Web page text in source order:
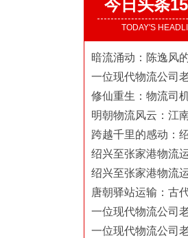
今日头条
TODAY'S
暗流涌动：陈逸风的
一位现代物流公司老
修仙重生：物流司机
明朝物流风云：江南
跨越千里的感动：绍
绍兴至张家港物流运
绍兴至张家港物流运
唐朝驿站运输：古代
一位现代物流公司老
一位现代物流公司老